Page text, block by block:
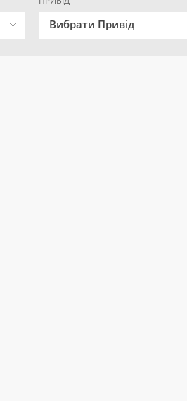
Вибрати Привід